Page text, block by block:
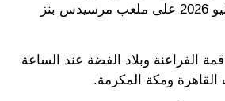
المقبل الموافق 7 يوليو 2026 على ملعب مرسيدس بنز
الفراعنة وبلاد الفضة عند الساعة
القاهرة ومكة المكرمة.